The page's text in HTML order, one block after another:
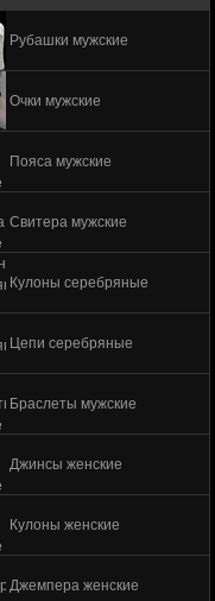
Рубашки мужские
Очки мужские
Пояса мужские
Свитера мужские
Кулоны серебряные
Цепи серебряные
Браслеты мужские
Джинсы женские
Кулоны женские
Джемпера женские